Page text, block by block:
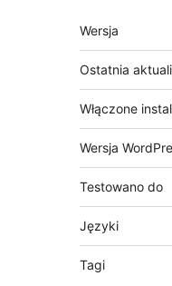
Meta
Wersja
Ostatnia
Włączone
Wersja
Testowano do
Języki
Tagi